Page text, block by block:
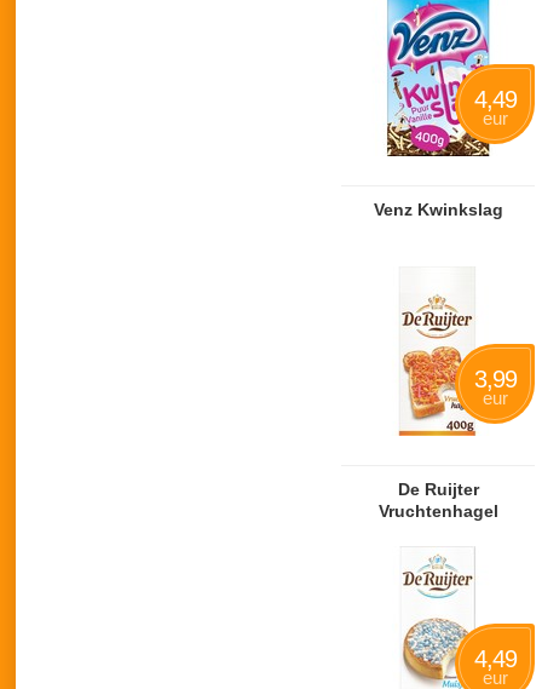
Venz Kwinkslag
4,49
eur
De Ruijter
Vruchtenhagel
3,99
eur
4,49
eur